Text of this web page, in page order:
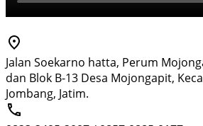
Jalan Soekarno hatta, Perum
dan Blok B-13 Desa Mojongapit,
Jombang, Jatim.